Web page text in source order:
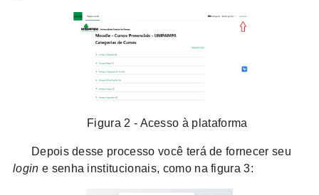
Figura 2 - Acesso à plataforma
Depois desse processo você terá de fornecer seu
login e senha institucionais, como na figura 3: